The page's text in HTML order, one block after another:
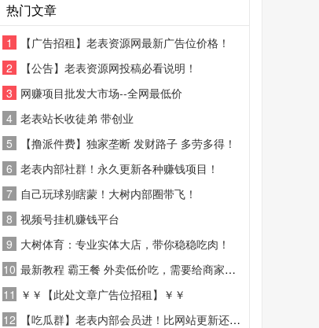
热门文章
1
【广告招租】老表资源网最新广告位价格！
2
【公告】老表资源网投稿必看说明！
3 网赚项目批发大市场--全网最低价
4 老表站长收徒弟 带创业
5
【撸派件费】独家垄断 发财路子 多劳多得！
6 老表内部社群！永久更新各种赚钱项目！
7 自己玩球别瞎蒙！大树内部圈带飞！
8 视频号挂机赚钱平台
9 大树体育：专业实体大店，带你稳稳吃肉！
10 最新教程 霸王餐 外卖低价吃，需要给商家好评
11 ￥￥【此处文章广告位招租】￥￥
12
【吃瓜群】老表内部会员进！比网站更新还精彩！